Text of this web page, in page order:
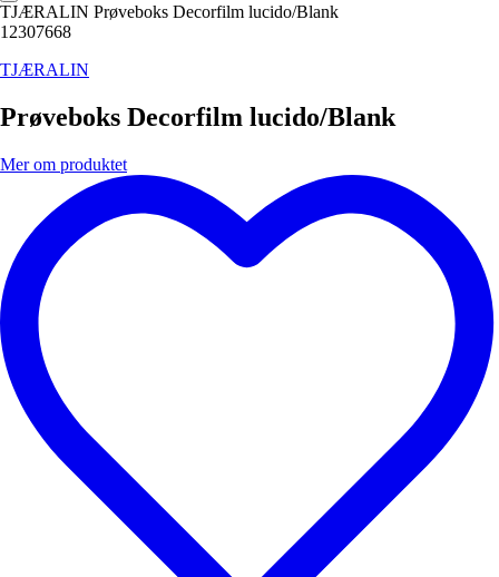
TJÆRALIN Prøveboks Decorfilm lucido/Blank
12307668
TJÆRALIN
Prøveboks Decorfilm lucido/Blank
Mer om produktet